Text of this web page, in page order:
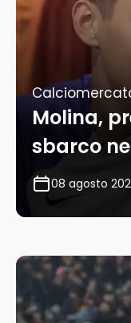
Molina,
sbarco
08 agosto